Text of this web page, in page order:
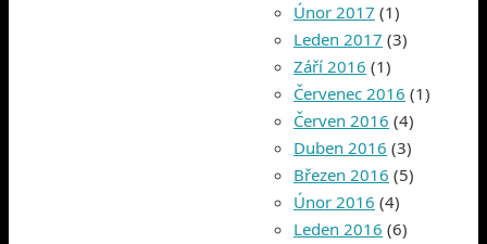
Únor 2017 (1)
Leden 2017 (3)
Září 2016 (1)
Červenec 2016 (1)
Červen 2016 (4)
Duben 2016 (3)
Březen 2016 (5)
Únor 2016 (4)
Leden 2016 (6)